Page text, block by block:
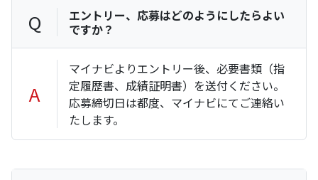
Q
エントリー、応募はどのようにしたらよい
ですか？
A
マイナビよりエントリー後、必要書類（指
定履歴書、成績証明書）を送付ください。
応募締切日は都度、マイナビにてご連絡い
たします。